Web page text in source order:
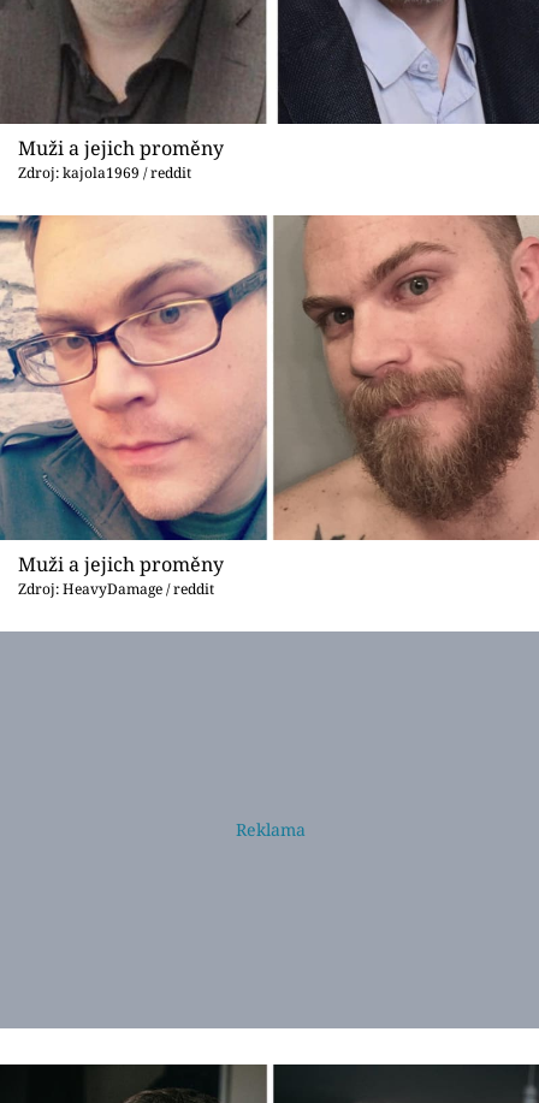
Muži a jejich proměny
Zdroj: kajola1969 / reddit
Muži a jejich proměny
Zdroj: HeavyDamage / reddit